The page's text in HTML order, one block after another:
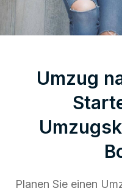
Umzug
Planen Sie einen